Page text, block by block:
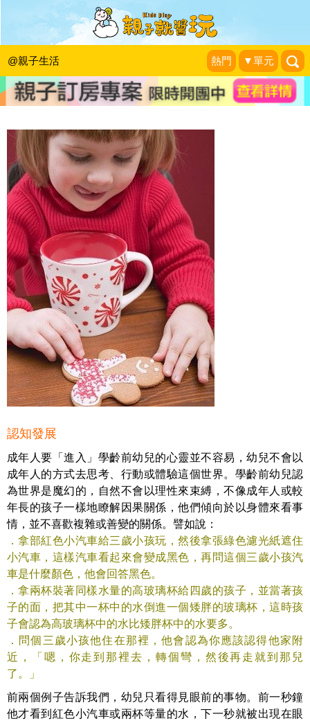
@親子生活 熱門 ▼單元
《給孩子，金錢買不到的富裕》二到四
歲─神奇的年齡
新手父母|2013-12-12
認知發展
成年人要「進入」學齡前幼兒的心靈並不容易，幼兒不會以
成年人的方式去思考、行動或體驗這個世界。學齡前幼兒認
為世界是魔幻的，自然不會以理性來束縛，不像成年人或較
年長的孩子一樣地瞭解因果關係，他們傾向於以身體來看事
情，並不喜歡複雜或善變的關係。譬如說：
．拿部紅色小汽車給三歲小孩玩，然後拿張綠色濾光紙遮住
小汽車，這樣汽車看起來會變成黑色，再問這個三歲小孩汽
車是什麼顏色，他會回答黑色。
．拿兩杯裝著同樣水量的高玻璃杯給四歲的孩子，並當著孩
子的面，把其中一杯中的水倒進一個矮胖的玻璃杯，這時孩
子會認為高玻璃杯中的水比矮胖杯中的水要多。
．問個三歲小孩他住在那裡，他會認為你應該認得他家附
近，「嗯，你走到那裡去，轉個彎，然後再走就到那兒
了。」
前兩個例子告訴我們，幼兒只看得見眼前的事物。前一秒鐘
他才看到紅色小汽車或兩杯等量的水，下一秒就被出現在眼